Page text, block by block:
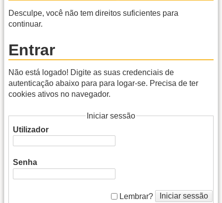
Desculpe, você não tem direitos suficientes para
continuar.
Entrar
Não está logado! Digite as suas credenciais de
autenticação abaixo para para logar-se. Precisa de ter
cookies ativos no navegador.
Iniciar sessão
Utilizador
Senha
Lembrar? Iniciar sessão